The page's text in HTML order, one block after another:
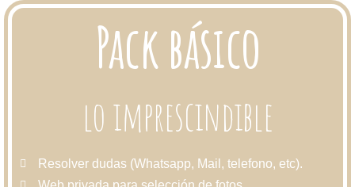
Pack básico
lo imprescindible
Resolver dudas (Whatsapp, Mail, telefono, etc).